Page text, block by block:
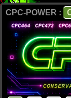
CPC-POWER :